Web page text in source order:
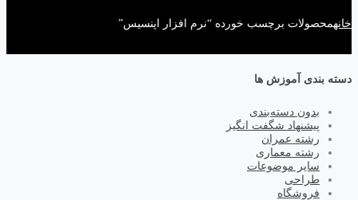
خانهمحصولات برچسب خورده “نرم افزار اپنسیس”
دسته بندی آموزش ها
بدون دسته‌بندی
پیشنهاد شگفت انگیز
رشته عمران
رشته معماری
سایر موضوعات
طراحی
فروشگاه